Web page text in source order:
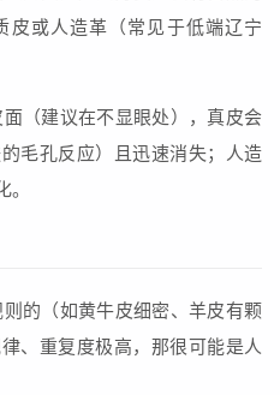
皮或人造革（常见于低端辽宁
（建议在不显眼处），真皮会
毛孔反应）且迅速消失；人造
的（如黄牛皮细密、羊皮有颗
、重复度极高，那很可能是人